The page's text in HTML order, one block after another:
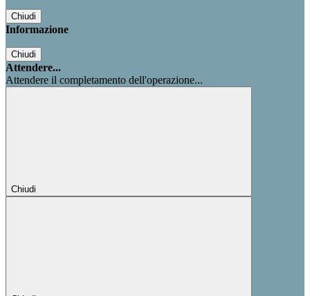
Chiudi
Informazione
Chiudi
Attendere...
Attendere il completamento dell'operazione...
Chiudi